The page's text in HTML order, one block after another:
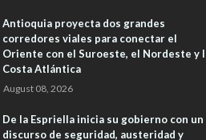
Antioquia proyecta dos grandes
corredores viales para conectar el
Oriente con el Suroeste, el Nordeste y
Costa Atlántica
August 08, 2026
De la Espriella inicia su gobierno con un
discurso de seguridad, austeridad y